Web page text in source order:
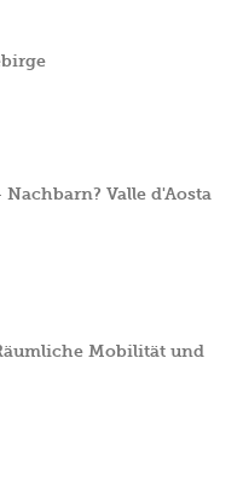
Nachbarn? Valle d'Aosta
Mobilität und